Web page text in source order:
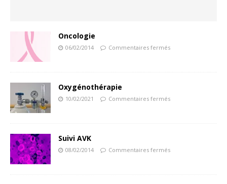
Oncologie
06/02/2014 Commentaires fermés
Oxygénothérapie
10/02/2021 Commentaires fermés
Suivi AVK
08/02/2014 Commentaires fermés